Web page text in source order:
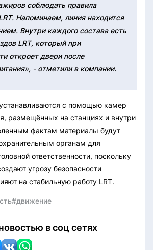
соблюдать правила
Напоминаем, линия находится
Внутри каждого состава есть
LRT, который при
откроет двери после
- отметили в компании.
с помощью камер
размещённых на станциях и внутри
фактам материалы будут
органам для
ответственности, поскольку
угрозу безопасности
на стабильную работу LRT.
#движение
в соц сетях